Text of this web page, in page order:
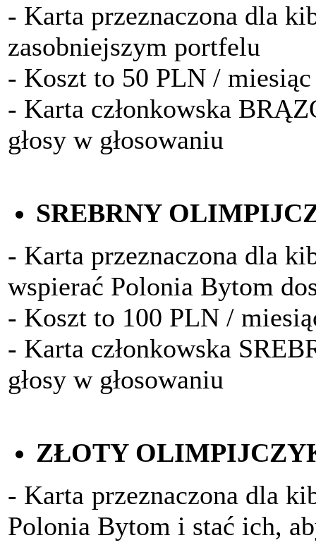
- Karta przeznaczona dla
zasobniejszym portfelu
- Koszt to 50 PLN / miesiąc
- Karta członkowska
głosy w głosowaniu
SREBRNY
- Karta przeznaczona dla
wspierać Polonia Bytom
- Koszt to 100 PLN /
- Karta członkowska
głosy w głosowaniu
ZŁOTY
- Karta przeznaczona dla
Polonia Bytom i stać ich,